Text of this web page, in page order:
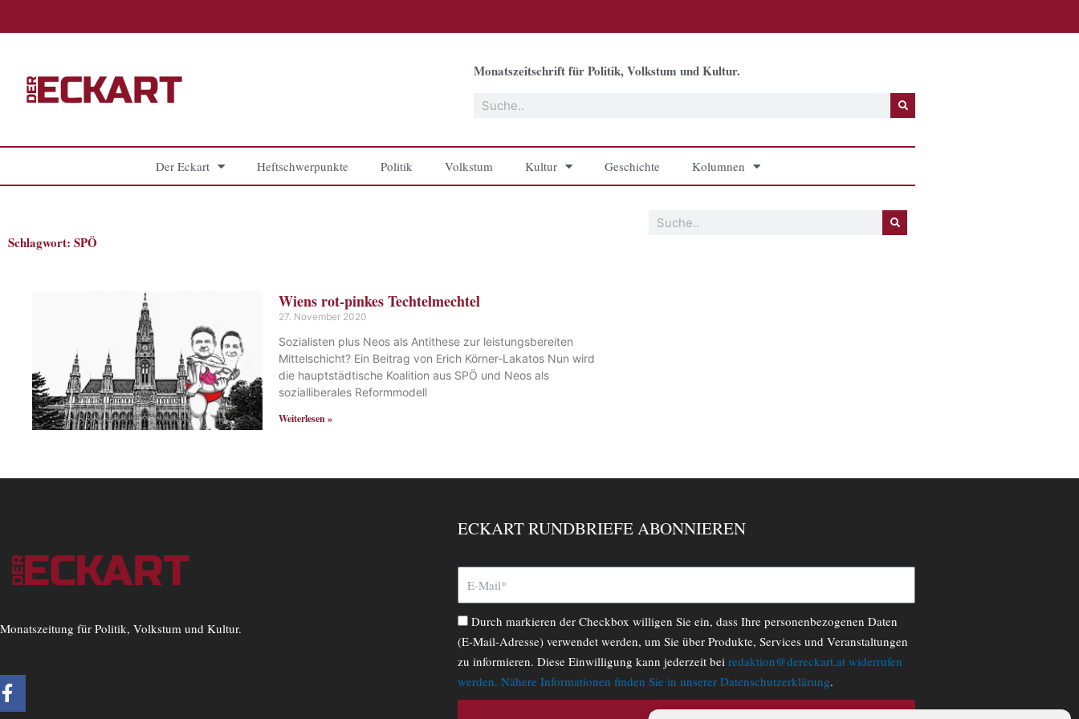
Monatszeitschrift für Politik, Volkstum und Kultur.
Suche
Der Eckart Heftschwerpunkte Politik Volkstum Kultur Geschichte Kolumnen
Schlagwort: SPÖ
Wiens rot-pinkes Techtelmechtel
27. November 2020
Sozialisten plus Neos als Antithese zur leistungsbereiten
Mittelschicht? Ein Beitrag von Erich Körner-Lakatos Nun wird
die hauptstädtische Koalition aus SPÖ und Neos als
sozialliberales Reformmodell
Weiterlesen »
Monatszeitung für Politik, Volkstum und Kultur.
F
a
ECKART RUNDBRIEFE ABONNIEREN
Durch markieren der Checkbox willigen Sie ein, dass Ihre personenbezogenen Daten
(E-Mail-Adresse) verwendet werden, um Sie über Produkte, Services und Veranstaltungen
zu informieren. Diese Einwilligung kann jederzeit bei redaktion@dereckart.at widerrufen
werden. Nähere Informationen finden Sie in unserer Datenschutzerklärung.
ABONNIEREN